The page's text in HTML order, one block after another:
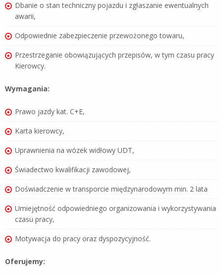
Dbanie o stan techniczny pojazdu i zgłaszanie ewentualnych
awarii,
Odpowiednie zabezpieczenie przewożonego towaru,
Przestrzeganie obowiązujących przepisów, w tym czasu pracy
Kierowcy.
Wymagania:
Prawo jazdy kat. C+E,
Karta kierowcy,
Uprawnienia na wózek widłowy UDT,
Świadectwo kwalifikacji zawodowej,
Doświadczenie w transporcie międzynarodowym min. 2 lata
Umiejętność odpowiedniego organizowania i wykorzystywania
czasu pracy,
Motywacja do pracy oraz dyspozycyjność.
Oferujemy: